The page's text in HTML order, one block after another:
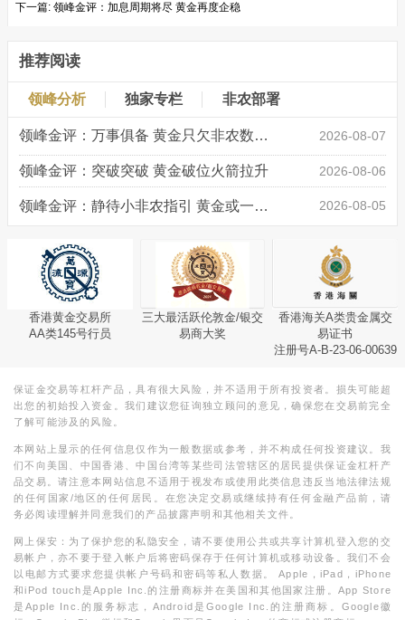
下一篇: 领峰金评：加息周期将尽 黄金再度企稳
推荐阅读
领峰分析 独家专栏 非农部署
领峰金评：万事俱备 黄金只欠非农数据“东风” 2026-08-07
领峰金评：突破突破 黄金破位火箭拉升 2026-08-06
领峰金评：静待小非农指引 黄金或一击破局 2026-08-05
香港黄金交易所
AA类145号行员
三大最活跃伦敦金/银交
易商大奖
香港海关A类贵金属交
易证书
注册号A-B-23-06-00639
保证金交易等杠杆产品，具有很大风险，并不适用于所有投资者。损失可能超
出您的初始投入资金。我们建议您征询独立顾问的意见，确保您在交易前完全
了解可能涉及的风险。
本网站上显示的任何信息仅作为一般数据或参考，并不构成任何投资建议。我
们不向美国、中国香港、中国台湾等某些司法管辖区的居民提供保证金杠杆产
品交易。请注意本网站信息不适用于视发布或使用此类信息违反当地法律法规
的任何国家/地区的任何居民。在您决定交易或继续持有任何金融产品前，请
务必阅读理解并同意我们的产品披露声明和其他相关文件。
网上保安：为了保护您的私隐安全，请不要使用公共或共享计算机登入您的交
易帐户，亦不要于登入帐户后将密码保存于任何计算机或移动设备。我们不会
以电邮方式要求您提供帐户号码和密码等私人数据。 Apple，iPad，iPhone
和iPod touch是Apple Inc.的注册商标并在美国和其他国家注册。App Store
是Apple Inc.的服务标志，Android是Google Inc.的注册商标。Google徽